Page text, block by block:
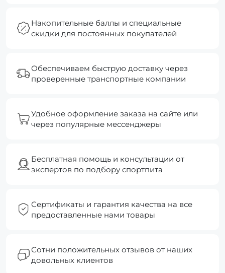
Накопительные баллы и специальные
скидки для постоянных покупателей
Обеспечиваем быструю доставку через
проверенные транспортные компании
Удобное оформление заказа на сайте или
через популярные мессенджеры
Бесплатная помощь и консультации от
экспертов по подбору спортпита
Сертификаты и гарантия качества на все
предоставленные нами товары
Сотни положительных отзывов от наших
довольных клиентов